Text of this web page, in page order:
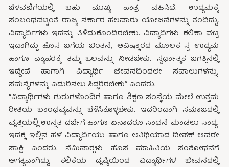
ಬೆಳವಣಿಗೆಯಲ್ಲಿ ಬಹು ಮುಖ್ಯ ಪಾತ್ರ ವಹಿಸಿದೆ. ಉದ್ಯಮಕ್ಕೆ
ಸಂಬಂಧಪಟ್ಟಂತೆ ರಾಜ್ಯ ಸರ್ಕಾರ ಹಲವಾರು ಯೋಜನೆಗಳನ್ನು ತಂದಿದ್ದು,
ವಿದ್ಯಾರ್ಥಿಗಳು ಇದನ್ನು ತಿಳಿದುಕೊಂಡಿರಬೇಕು. ವಿದ್ಯಾಥಿಗಳು ಕಲಿಕಾ ಘಟ್ಟ
ಇದಾಗಿದ್ದು ಹೊಸ ಬಗೆಯ ಚಿಂತನೆ, ಆವಿಷ್ಕಾರದ ಮೂಲಕ ಸ್ವ ಉದ್ಯಮ
ಹಾಗೂ ವ್ಯಾಪರಕ್ಕೆ ತಮ್ಮ ಒಲವನ್ನು ನೀಡಬೇಕು. ಸ್ಪರ್ಧಾತ್ಮಕ ಜಗತ್ತಿನಲ್ಲಿ
ಇದ್ದೇವೆ ಹಾಗಾಗಿ ವಿದ್ಯಾರ್ಥಿ ಜೀವನದಿಂದಲೇ ಸವಾಲುಗಳನ್ನು,
ಸಮಸ್ಯೆಗಳನ್ನು ಎದುರಿಸಲು ಸಿದ್ಧರಿರಬೇಕು” ಎಂದರು.
“ವಿದ್ಯಾರ್ಥಿಗಳು ಗುರುಗಳೊಂದಿಗೆ ಹಾಗೂ ಶಿಕ್ಷಣ ಸಂಸ್ಥೆಯ ಮೇಲೆ ಉತ್ತಮ
ರೀತಿಯ ಬಾಂಧವ್ಯವನ್ನು ಬೆಳಿಸಿಕೊಳ್ಳಬೇಕು. ಇದರಿಂದಾಗಿ ಸಮಾಜದಲ್ಲಿ
ವೃತ್ತಿಯಲ್ಲಿ ಉನ್ನತ ದರ್ಜೆಗೆ ಹಾಗೂ ಏನಾದರೂ ಸಾಧನೆ ಮಾಡಲು ಸಾದ್ಯ.
ಇದಕ್ಕೆ ಇಲ್ಲಿನ ಹಳೆ ವಿದ್ಯಾರ್ಥಿಯು ಹಾಗೂ ಅತಿಥಿಯಾದ ದೀಪಕ್ ಅವರೇ
ಸಾಕ್ಷಿ ಎಂದರು. ಸೆಮಿನಾರ್‍ಗಳು ಹೊಸ ಮಾಹಿತಿಯ ಸಂಶೋಧನೆಗೆ
ಅಗತ್ಯವಾಗಿದ್ದು, ಕಲಿಕೆಯ ದೃಷ್ಠಿಯಿಂದ ವಿದ್ಯಾರ್ಥಿಗಳ ಜೀವನದಲ್ಲಿ